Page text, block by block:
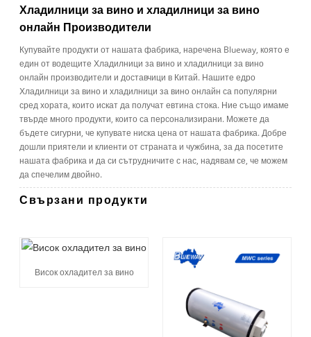
Хладилници за вино и хладилници за вино
онлайн Производители
Купувайте продукти от нашата фабрика, наречена Blueway, която е
един от водещите Хладилници за вино и хладилници за вино
онлайн производители и доставчици в Китай. Нашите едро
Хладилници за вино и хладилници за вино онлайн са популярни
сред хората, които искат да получат евтина стока. Ние също имаме
твърде много продукти, които са персонализирани. Можете да
бъдете сигурни, че купувате ниска цена от нашата фабрика. Добре
дошли приятели и клиенти от страната и чужбина, за да посетите
нашата фабрика и да си сътрудничите с нас, надявам се, че можем
да спечелим двойно.
Свързани продукти
Висок охладител за вино